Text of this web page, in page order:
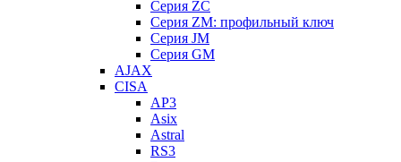
Серия ZC
Серия ZM: профильный ключ
Серия JM
Серия GM
AJAX
CISA
AP3
Asix
Astral
RS3